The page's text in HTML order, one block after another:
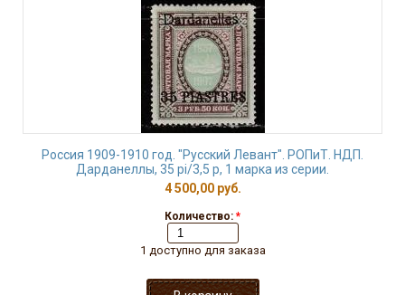
Россия 1909-1910 год. "Русский Левант". РОПиТ. НДП.
Дарданеллы, 35 рi/3,5 р, 1 марка из серии.
4 500,00 руб.
Количество: *
1 доступно для заказа